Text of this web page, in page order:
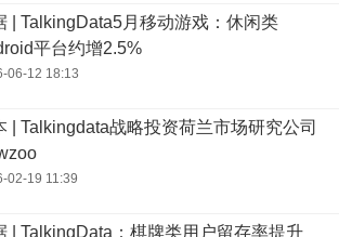
| TalkingData5月移动游戏：休闲类
平台约增2.5%
06-12 18:13
| Talkingdata战略投资荷兰市场研究公司
02-19 11:39
| TalkingData：棋牌类用户留存率提升